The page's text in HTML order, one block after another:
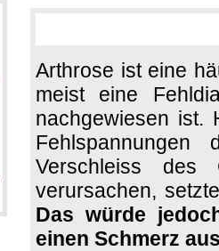
Arthrose ist eine
meist eine
nachgewiesen ist.
Verschleiss des
verursachen,
Das würde
einen Schmerz